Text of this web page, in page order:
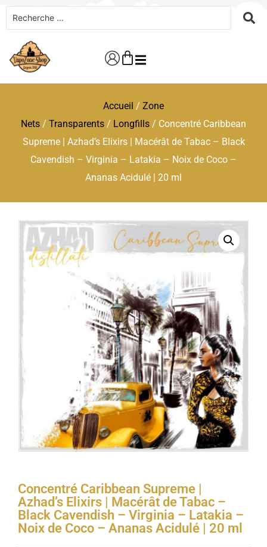
Accueil / Zone
Nets / Transparents / Longfills / Concentré Caribbean
Supreme | Azhad’s Elixirs | Macérât de Tabac – Black
Cavendish – Virginia – Latakia – Noix de Coco –
Ananas Acidulé | 20 ml
Concentré Caribbean Supreme |
Azhad’s Elixirs | Macérât de Tabac –
Black Cavendish – Virginia – Latakia –
Noix de Coco – Ananas Acidulé | 20 ml